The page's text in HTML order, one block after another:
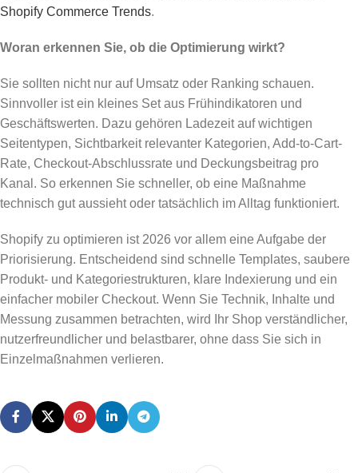
Shopify Commerce Trends.
Woran erkennen Sie, ob die Optimierung wirkt?
Sie sollten nicht nur auf Umsatz oder Ranking schauen.
Sinnvoller ist ein kleines Set aus Frühindikatoren und
Geschäftswerten. Dazu gehören Ladezeit auf wichtigen
Seitentypen, Sichtbarkeit relevanter Kategorien, Add-to-Cart-
Rate, Checkout-Abschlussrate und Deckungsbeitrag pro
Kanal. So erkennen Sie schneller, ob eine Maßnahme
technisch gut aussieht oder tatsächlich im Alltag funktioniert.
Shopify zu optimieren ist 2026 vor allem eine Aufgabe der
Priorisierung. Entscheidend sind schnelle Templates, saubere
Produkt- und Kategoriestrukturen, klare Indexierung und ein
einfacher mobiler Checkout. Wenn Sie Technik, Inhalte und
Messung zusammen betrachten, wird Ihr Shop verständlicher,
nutzerfreundlicher und belastbarer, ohne dass Sie sich in
Einzelmaßnahmen verlieren.